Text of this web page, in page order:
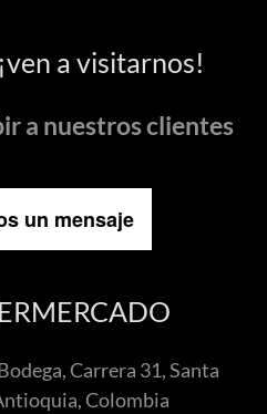
a visitarnos!
a nuestros clientes
un mensaje
Carrera 31, Santa
Colombia